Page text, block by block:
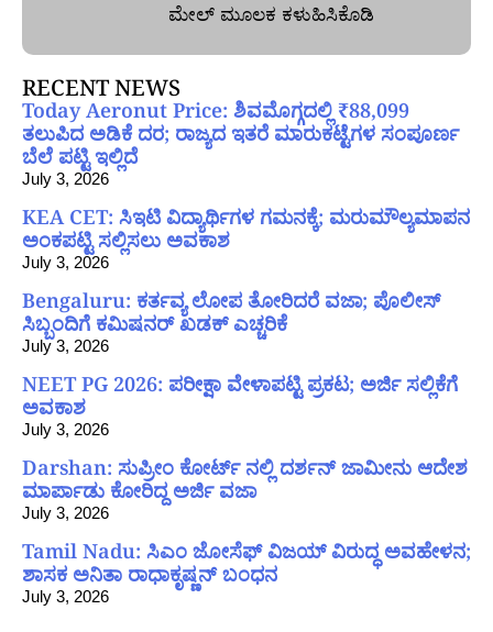
ಮೇಲ್‌ ಮೂಲಕ ಕಳುಹಿಸಿಕೊಡಿ
RECENT NEWS
Today Aeronut Price: ಶಿವಮೊಗ್ಗದಲ್ಲಿ ₹88,099
ತಲುಪಿದ ಅಡಿಕೆ ದರ; ರಾಜ್ಯದ ಇತರೆ ಮಾರುಕಟ್ಟೆಗಳ ಸಂಪೂರ್ಣ
ಬೆಲೆ ಪಟ್ಟಿ ಇಲ್ಲಿದೆ
July 3, 2026
KEA CET: ಸಿಇಟಿ ವಿದ್ಯಾರ್ಥಿಗಳ ಗಮನಕ್ಕೆ; ಮರುಮೌಲ್ಯಮಾಪನ
ಅಂಕಪಟ್ಟಿ ಸಲ್ಲಿಸಲು ಅವಕಾಶ
July 3, 2026
Bengaluru: ಕರ್ತವ್ಯ ಲೋಪ ತೋರಿದರೆ ವಜಾ; ಪೊಲೀಸ್
ಸಿಬ್ಬಂದಿಗೆ ಕಮಿಷನರ್ ಖಡಕ್ ಎಚ್ಚರಿಕೆ
July 3, 2026
NEET PG 2026: ಪರೀಕ್ಷಾ ವೇಳಾಪಟ್ಟಿ ಪ್ರಕಟ; ಅರ್ಜಿ ಸಲ್ಲಿಕೆಗೆ
ಅವಕಾಶ
July 3, 2026
Darshan: ಸುಪ್ರೀಂ ಕೋರ್ಟ್ ನಲ್ಲಿ ದರ್ಶನ್ ಜಾಮೀನು ಆದೇಶ
ಮಾರ್ಪಾಡು ಕೋರಿದ್ದ ಅರ್ಜಿ ವಜಾ
July 3, 2026
Tamil Nadu: ಸಿಎಂ ಜೋಸೆಫ್ ವಿಜಯ್ ವಿರುದ್ಧ ಅವಹೇಳನ;
ಶಾಸಕ ಅನಿತಾ ರಾಧಾಕೃಷ್ಣನ್ ಬಂಧನ
July 3, 2026